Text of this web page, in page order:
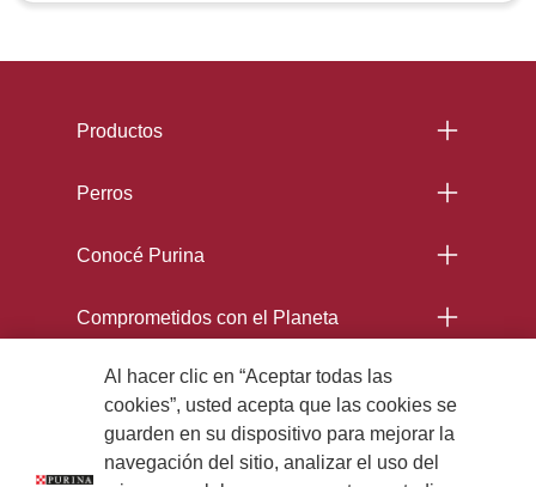
Productos
Perros
Conocé Purina
Comprometidos con el Planeta
Legales
Al hacer clic en “Aceptar todas las
cookies”, usted acepta que las cookies se
guarden en su dispositivo para mejorar la
navegación del sitio, analizar el uso del